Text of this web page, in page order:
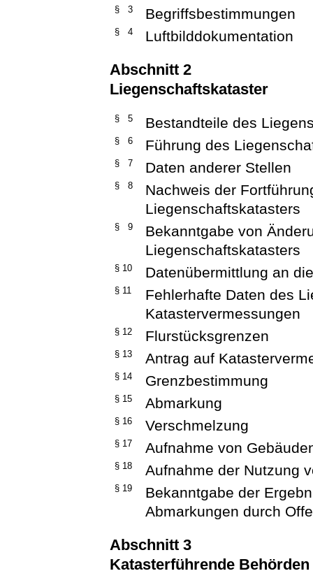
§ 3 Begriffsbestimmungen
§ 4 Luftbilddokumentation
Abschnitt 2
Liegenschaftskataster
§ 5 Bestandteile des
§ 6 Führung des
§ 7 Daten anderer Stellen
§ 8
Nachweis der
Liegenschaftskatasters
§ 9
Bekanntgabe von
Liegenschaftskatasters
§ 10 Datenübermittlung an
§ 11
Fehlerhafte Daten des
Katastervermessungen
§ 12 Flurstücksgrenzen
§ 13 Antrag auf
§ 14 Grenzbestimmung
§ 15 Abmarkung
§ 16 Verschmelzung
§ 17 Aufnahme von
§ 18 Aufnahme der Nutzung
§ 19
Bekanntgabe der
Abmarkungen durch
Abschnitt 3
Katasterführende Behörden